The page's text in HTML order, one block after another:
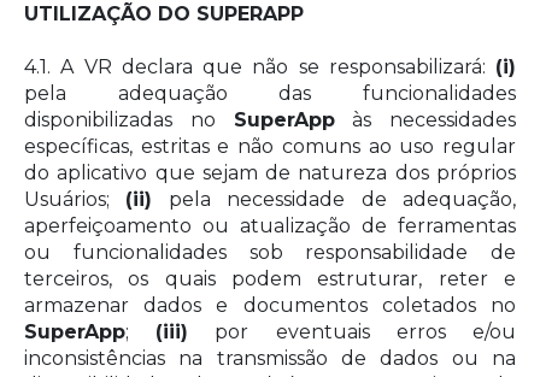
UTILIZAÇÃO DO SUPERAPP
4.1. A VR declara que não se responsabilizará: (i)
pela adequação das funcionalidades
disponibilizadas no SuperAppàs necessidades
específicas, estritas e não comuns ao uso regular
do aplicativo que sejam de natureza dos próprios
Usuários; (ii) pela necessidade de adequação,
aperfeiçoamento ou atualização de ferramentas
ou funcionalidades sob responsabilidade de
terceiros, os quais podem estruturar, reter e
armazenar dados e documentos coletados no
SuperApp; (iii) por eventuais erros e/ou
inconsistências na transmissão de dados ou na